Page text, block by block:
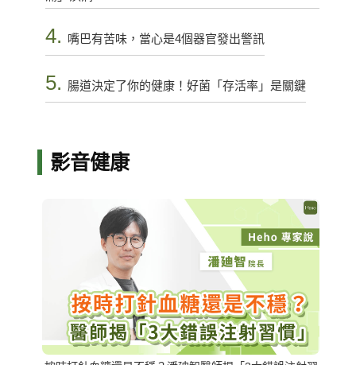
4. 嘴巴有苦味，當心是4個器官發出警訊
5. 腸道決定了你的健康！好菌「存活率」是關鍵
影音健康